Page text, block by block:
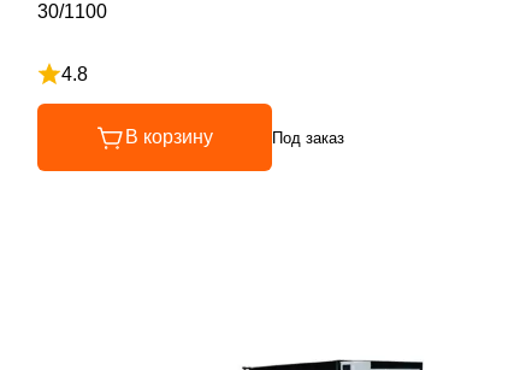
30/1100
4.8
Рейтинг 4.8 из 5
В корзину Под заказ